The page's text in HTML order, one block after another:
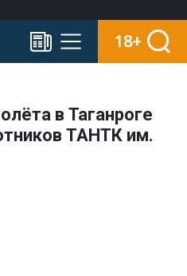
18+
в Таганроге
ТАНТК им.